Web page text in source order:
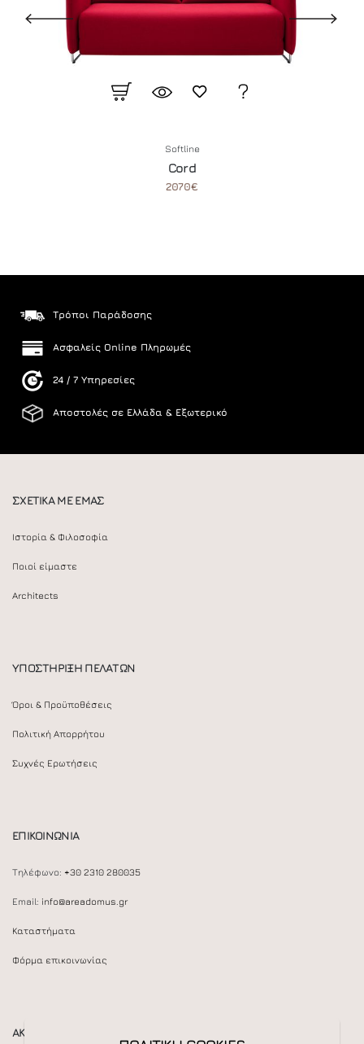
Softline
Cord
2070€
Τρόποι Παράδοσης
Ασφαλείς Online Πληρωμές
24 / 7 Υπηρεσίες
Αποστολές σε Ελλάδα & Εξωτερικό
ΣΧΕΤΙΚΑ ΜΕ ΕΜΑΣ
Ιστορία & Φιλοσοφία
Ποιοί είμαστε
Architects
ΥΠΟΣΤΗΡΙΞΗ ΠΕΛΑΤΩΝ
Όροι & Προϋποθέσεις
Πολιτική Απορρήτου
Συχνές Ερωτήσεις
ΕΠΙΚΟΙΝΩΝΙΑ
Τηλέφωνο: +30 2310 280035
Email: info@areadomus.gr
Καταστήματα
Φόρμα επικοινωνίας
ΑΚΟΛΟΥΘΕΙΣΤΕ ΜΑΣ